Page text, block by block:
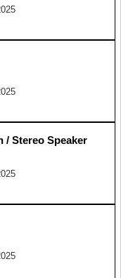
/ Stereo Speaker